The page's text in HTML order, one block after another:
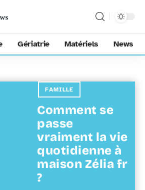
Gériatrie Matériels News
FAMILLE
Comment se
passe
vraiment la vie
quotidienne à
maison Zélia fr
?